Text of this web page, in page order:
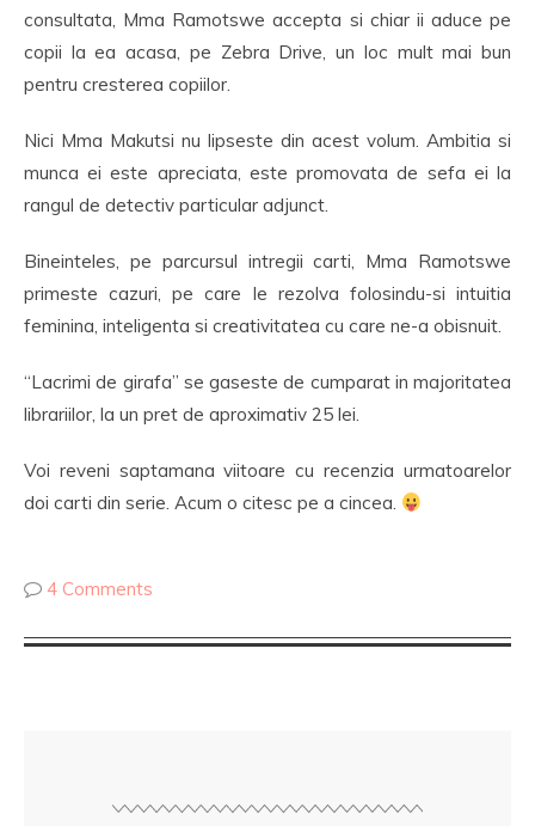
consultata, Mma Ramotswe accepta si chiar ii aduce pe
copii la ea acasa, pe Zebra Drive, un loc mult mai bun
pentru cresterea copiilor.
Nici Mma Makutsi nu lipseste din acest volum. Ambitia si
munca ei este apreciata, este promovata de sefa ei la
rangul de detectiv particular adjunct.
Bineinteles, pe parcursul intregii carti, Mma Ramotswe
primeste cazuri, pe care le rezolva folosindu-si intuitia
feminina, inteligenta si creativitatea cu care ne-a obisnuit.
“Lacrimi de girafa” se gaseste de cumparat in majoritatea
librariilor, la un pret de aproximativ 25 lei.
Voi reveni saptamana viitoare cu recenzia urmatoarelor
doi carti din serie. Acum o citesc pe a cincea.
4 Comments